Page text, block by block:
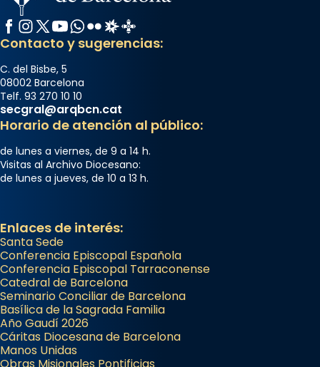
Facebook
Instagram
X / Twitter
YouTube
WhatsApp
FlickrRadio Estel
Catalunya Cristiana
Contacto y sugerencias:
C. del Bisbe, 5
08002 Barcelona
Telf. 93 270 10 10
secgral@arqbcn.cat
Horario de atención al público:
de lunes a viernes, de 9 a 14 h.
Visitas al Archivo Diocesano:
de lunes a jueves, de 10 a 13 h.
Enlaces de interés:
Santa Sede
Conferencia Episcopal Española
Conferencia Episcopal Tarraconense
Catedral de Barcelona
Seminario Conciliar de Barcelona
Basílica de la Sagrada Familia
Año Gaudí 2026
Cáritas Diocesana de Barcelona
Manos Unidas